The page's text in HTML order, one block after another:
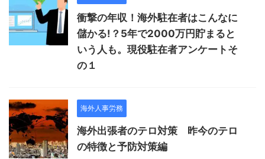
衝撃の年収！海外駐在者はこんなに
儲かる!？5年で2000万円貯まると
いう人も。現役駐在者アンケートそ
の１
海外人事労務
海外出張者のテロ対策 昨今のテロ
の特徴と予防対策編